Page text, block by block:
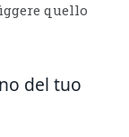
quello
del tuo